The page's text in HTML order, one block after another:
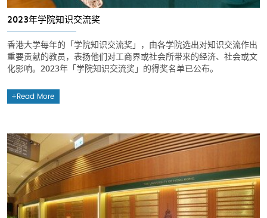
2023年学院知识交流奖
香港大学每年的「学院知识交流奖」，由各学院选出对知识交流作出
重要贡献的教员，表扬他们对工商界或社会所带来的经济、社会或文
化影响。2023年「学院知识交流奖」的得奖名单已公布。
Read More